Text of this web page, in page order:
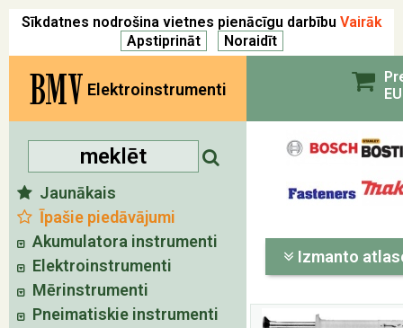
Sīkdatnes nodrošina vietnes pienācīgu darbību Vairāk
BMV Elektroinstrumenti
Jaunākais
Īpašie piedāvājumi
Akumulatora instrumenti
Elektroinstrumenti
Mērinstrumenti
Pneimatiskie instrumenti
Izmanto